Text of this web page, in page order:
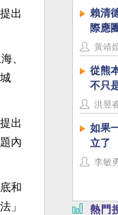
出
、
出
內
和
」
賴清
際應
黃靖
從熊
不只
洪昱
如果
立了
李敏
熱門